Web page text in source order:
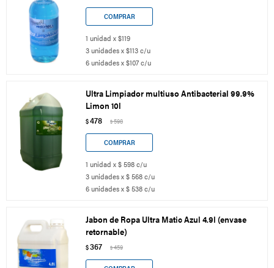
1 unidad x $119
3 unidades x $113 c/u
6 unidades x $107 c/u
Ultra Limpiador multiuso Antibacterial 99.9%
Limon 10l
$478 $598
1 unidad x $ 598 c/u
3 unidades x $ 568 c/u
6 unidades x $ 538 c/u
Jabon de Ropa Ultra Matic Azul 4.9l (envase
retornable)
$367 $459